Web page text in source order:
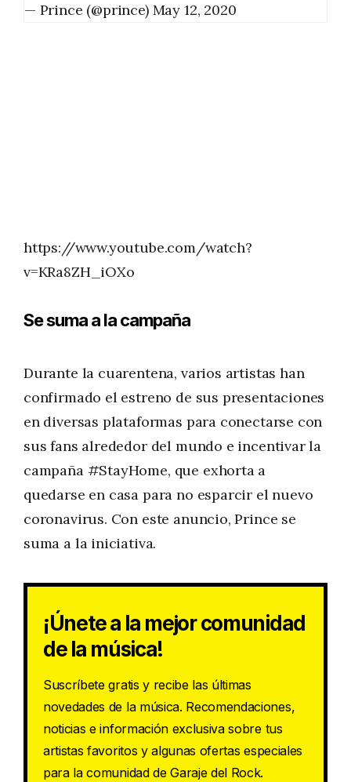
— Prince (@prince) May 12, 2020
https://www.youtube.com/watch?
v=KRa8ZH_iOXo
Se suma a la campaña
Durante la cuarentena, varios artistas han
confirmado el estreno de sus presentaciones
en diversas plataformas para conectarse con
sus fans alrededor del mundo e incentivar la
campaña #StayHome, que exhorta a
quedarse en casa para no esparcir el nuevo
coronavirus. Con este anuncio, Prince se
suma a la iniciativa.
¡Únete a la mejor comunidad
de la música!
Suscríbete gratis y recibe las últimas
novedades de la música. Recomendaciones,
noticias e información exclusiva sobre tus
artistas favoritos y algunas ofertas especiales
para la comunidad de Garaje del Rock.